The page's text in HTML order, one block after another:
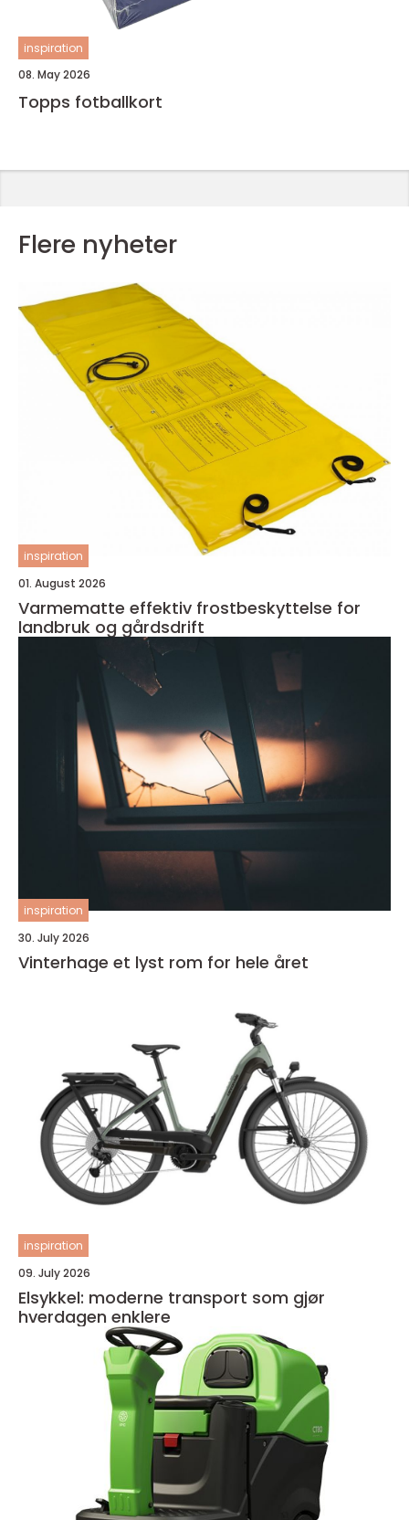
inspiration
08. May 2026
Topps fotballkort
Flere nyheter
inspiration
01. August 2026
Varmematte effektiv frostbeskyttelse for
landbruk og gårdsdrift
inspiration
30. July 2026
Vinterhage et lyst rom for hele året
inspiration
09. July 2026
Elsykkel: moderne transport som gjør
hverdagen enklere